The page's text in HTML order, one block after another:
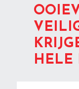
HELE